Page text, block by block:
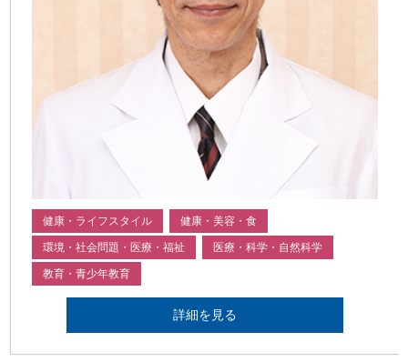
健康・ライフスタイル 健康・美容・食
環境・社会問題・医療・福祉 医療・科学・自然科学
教育・青少年教育
詳細を見る